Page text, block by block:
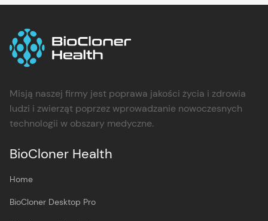
Misją naszej firmy jest poprawa jakości życia i zdrowia
ludzi i zwierząt poprzez wprowadzanie nowoczesnych
technologii w obszary medyczne.
BioCloner Health
Home
BioCloner Desktop Pro